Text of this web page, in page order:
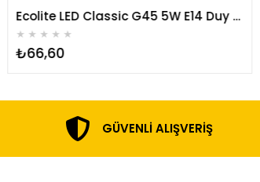
Ecolite LED Classic G45 5W E14 Duy Ampul
★★★★★
₺66,60
GÜVENLI ALIŞVERIŞ